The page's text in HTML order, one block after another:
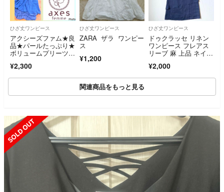
ひざ丈ワンピース
アクシーズファム★良
品★パールたっぷり★
ボリュームプリーツO
ェアリーグランジ★フ
ェミニン★ガーリー★
¥2,300
ひざ丈ワンピース
ZARA ザラ ワンピー
ス
¥1,200
ひざ丈ワンピース
ドゥクラッセ リネン
ワンピース フレアス
リーブ 麻 上品 ネイビ
¥2,000
関連商品をもっと見る
SOLD OUT